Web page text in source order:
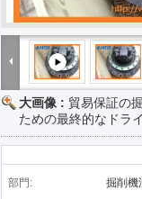
大画像 : 貿易保証の
ための最終的なドラ
部門: 掘削機